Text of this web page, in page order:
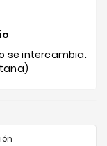
se intercambia.